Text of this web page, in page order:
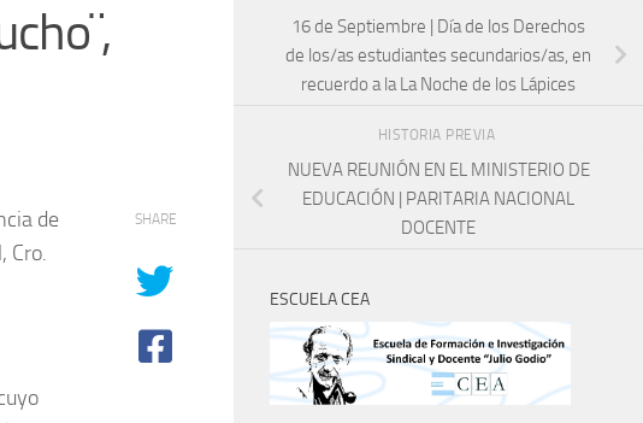
de
Cro.
SHARE
16 de Septiembre | Día de los Derechos
de los/as estudiantes secundarios/as, en
recuerdo a la La Noche de los Lápices
HISTORIA PREVIA
NUEVA REUNIÓN EN EL MINISTERIO DE
EDUCACIÓN | PARITARIA NACIONAL
DOCENTE
ESCUELA CEA